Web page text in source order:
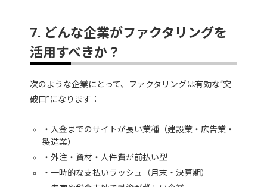
7. どんな企業がファクタリングを
活用すべきか？
次のような企業にとって、ファクタリングは有効な“突
破口”になります：
・入金までのサイトが長い業種（建設業・広告業・
製造業）
・外注・資材・人件費が前払い型
・一時的な支払いラッシュ（月末・決算期）